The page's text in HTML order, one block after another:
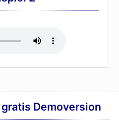
Demoversion